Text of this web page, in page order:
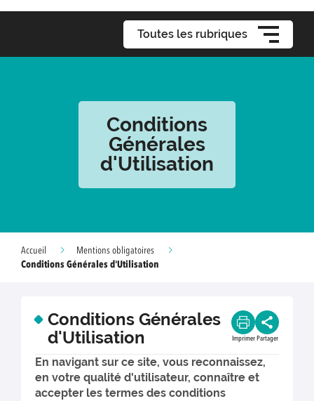
Toutes les rubriques
Conditions
Générales
d'Utilisation
Accueil
Mentions obligatoires
Conditions Générales d'Utilisation
Conditions Générales
d'Utilisation
Imprimer Partager
En navigant sur ce site, vous reconnaissez,
en votre qualité d'utilisateur, connaître et
accepter les termes des conditions